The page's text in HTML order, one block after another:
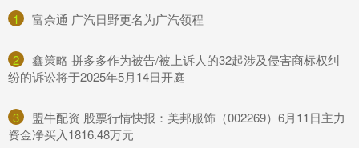
1 ​富余通 广汽日野更名为广汽领程
2
​鑫策略 拼多多作为被告/被上诉人的32起涉及侵害商标权纠
纷的诉讼将于2025年5月14日开庭
3
​盟牛配资 股票行情快报：美邦服饰（002269）6月11日主力
资金净买入1816.48万元